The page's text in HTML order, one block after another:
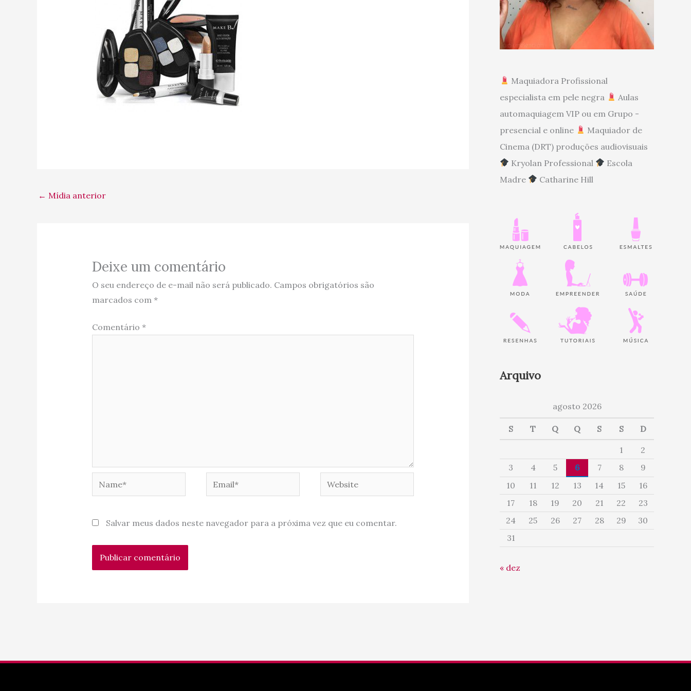
← Mídia anterior
Deixe um comentário
O seu endereço de e-mail não será publicado. Campos obrigatórios são
marcados com *
Comentário *
Website
Salvar meus dados neste navegador para a próxima vez que eu comentar.
Maquiadora Profissional
especialista em pele negra
Aulas
automaquiagem VIP ou em Grupo -
presencial e online
Maquiador de
Cinema (DRT) produções audiovisuais
Kryolan Professional
Escola
Madre
Catharine Hill
Arquivo
agosto 2026
S T Q Q S S D
1
2
3
4 5 6 7 8
9
10
11 12 13 14 15
16
17
18 19 20 21 22
23
24
25 26 27 28 29
30
31
« dez